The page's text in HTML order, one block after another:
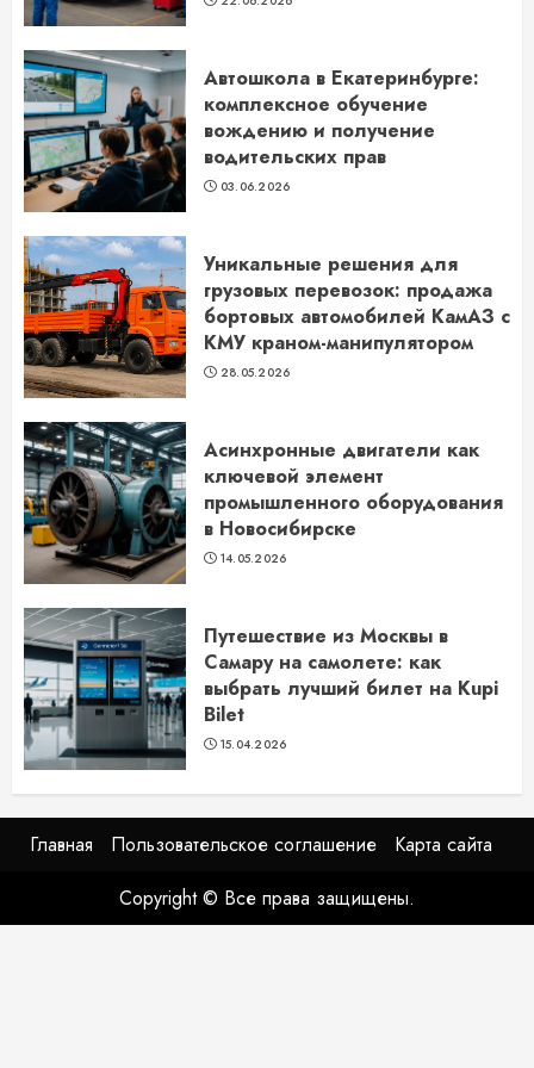
Автошкола в Екатеринбурге:
комплексное обучение
вождению и получение
водительских прав
03.06.2026
Уникальные решения для
грузовых перевозок: продажа
бортовых автомобилей КамАЗ с
КМУ краном-манипулятором
28.05.2026
Асинхронные двигатели как
ключевой элемент
промышленного оборудования
в Новосибирске
14.05.2026
Путешествие из Москвы в
Самару на самолете: как
выбрать лучший билет на Kupi
Bilet
15.04.2026
Главная Пользовательское соглашение
Карта сайта
Copyright © Все права защищены.